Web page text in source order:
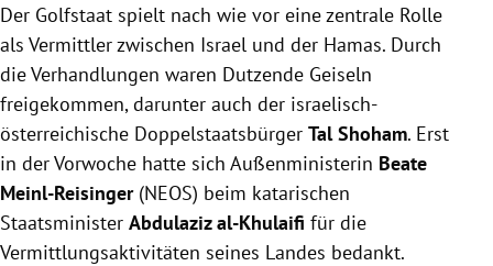
Der Golfstaat spielt nach wie vor eine zentrale Rolle
als Vermittler zwischen Israel und der Hamas. Durch
die Verhandlungen waren Dutzende Geiseln
freigekommen, darunter auch der israelisch-
österreichische Doppelstaatsbürger Tal Shoham. Erst
in der Vorwoche hatte sich Außenministerin Beate
Meinl-Reisinger(NEOS) beim katarischen
Staatsminister Abdulaziz al-Khulaifi für die
Vermittlungsaktivitäten seines Landes bedankt.